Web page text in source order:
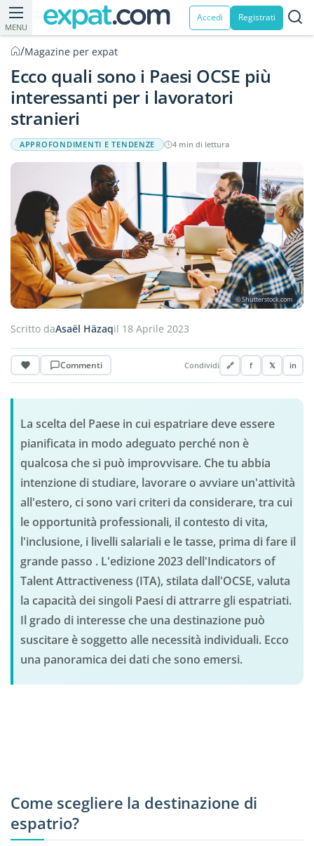
MENU
Accedi Registrati
/Magazine per expat
Ecco quali sono i Paesi OCSE più
interessanti per i lavoratori
stranieri
APPROFONDIMENTI E TENDENZE 4 min di lettura
© Shutterstock.com
Scritto daAsaël Häzaqil 18 Aprile 2023
Commenti Condividi 🔗 f 𝕏 in
La scelta del Paese in cui espatriare deve essere
pianificata in modo adeguato perché non è
qualcosa che si può improvvisare. Che tu abbia
intenzione di studiare, lavorare o avviare un'attività
all'estero, ci sono vari criteri da considerare, tra cui
le opportunità professionali, il contesto di vita,
l'inclusione, i livelli salariali e le tasse, prima di fare il
grande passo . L'edizione 2023 dell'Indicators of
Talent Attractiveness (ITA), stilata dall'OCSE, valuta
la capacità dei singoli Paesi di attrarre gli espatriati.
Il grado di interesse che una destinazione può
suscitare è soggetto alle necessità individuali. Ecco
una panoramica dei dati che sono emersi.
Come scegliere la destinazione di
espatrio?